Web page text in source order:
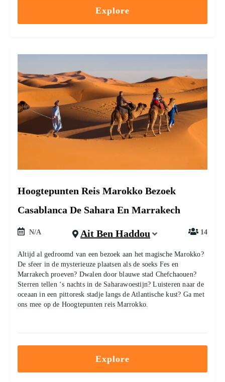
Explore
Hoogtepunten Reis Marokko Bezoek
Casablanca De Sahara En Marrakech
N/A Ait Ben Haddou 14
Altijd al gedroomd van een bezoek aan het magische Marokko?
De sfeer in de mysterieuze plaatsen als de soeks Fes en
Marrakech proeven? Dwalen door blauwe stad Chefchaouen?
Sterren tellen ‘s nachts in de Saharawoestijn? Luisteren naar de
oceaan in een pittoresk stadje langs de Atlantische kust? Ga met
ons mee op de Hoogtepunten reis Marrokko.
Explore